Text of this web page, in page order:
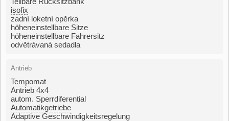
isofix
zadní loketní opěrka
höheneinstellbare Sitze
höheneinstellbare Fahrersitz
odvětrávaná sedadla
Antrieb
Tempomat
Antrieb 4x4
autom. Sperrdiferential
Automatikgetriebe
Adaptive Geschwindigkeitsregelung